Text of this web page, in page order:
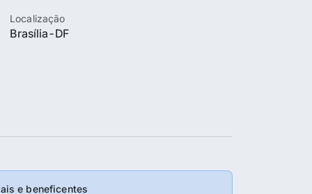
Localização
Brasília-DF
e beneficentes